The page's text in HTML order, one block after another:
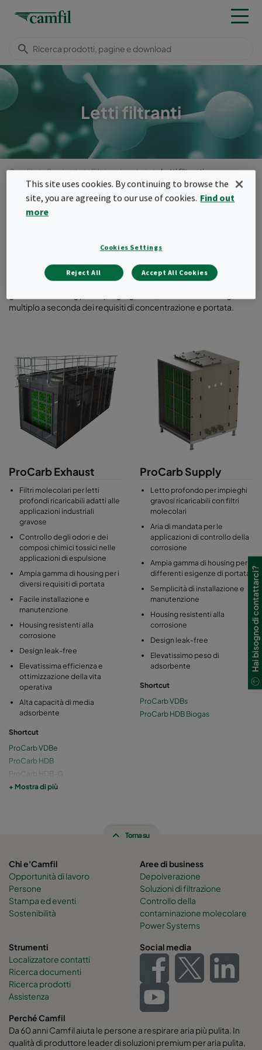
Letti filtranti
Camfil Prodotti Filtri molecolari Letti filtranti
Menu
Letti filtranti
Prodotti per letti profondi.
Il media di carboni attivi o allumina sono impiegati nei letti
profondi (>= 100 mm) fra le lamiere metalliche forate in un’ampia
multiplo a seconda dei requisiti di concentrazione e portata.
ProCarb Exhaust
Filtri molecolari per letti
profondi ricaricabili adatti alle
applicazioni industriali
gravose
Controllo degli odori e dei
composi chimici tossici nelle
applicazioni di espulsione
Ampia gamma di housing per i
diversi requisiti di portata
Facile installazione e
manutenzione
Housing resistenti alla
corrosione
Design leak-free
Elevatissima efficienza e
ottimizzazione della vita
operativa
Alta capacità di media
adsorbente
Shortcut
ProCarb VDBe
ProCarb HDB
ProCarb HDB-G
ProCarb HDC
+ Mostra di più
ProCarb Supply
Letto profondo per impieghi
gravosi ricaricabili con filtri
molecolari
Aria di mandata per le
applicazioni di controllo della
corrosione
Ampia gamma di housing per
differenti esigenze di portata
Semplicità di installazione e
manutenzione
Housing resistenti alla
corrosione
Design leak-free
Elevatissimo peso di
adsorbente
Shortcut
ProCarb VDBs
ProCarb HDB Biogas
Torna su
Chi e'Camfil
Opportunità di lavoro
Persone
Stampa ed eventi
Sostenibilità
Aree di business
Depolverazione
Soluzioni di filtrazione
Controllo della
contaminazione molecolare
Power Systems
Strumenti
Localizzatore contatti
Ricerca documenti
Ricerca prodotti
Assistenza
Social media
Perché Camfil
Da 60 anni Camfil aiuta le persone a respirare aria più pulita. In
qualità di produttore leader di soluzioni premium per aria pulita,
Hai bisogno di contattarci?
This site uses cookies. By continuing to browse the
site, you are agreeing to our use of cookies. Find out
more
Cookies Settings
Reject All Accept All Cookies